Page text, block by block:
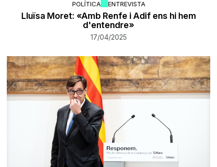
POLÍTICA ENTREVISTA
Lluïsa Moret: «Amb Renfe i Adif ens hi hem
d'entendre»
17/04/2025